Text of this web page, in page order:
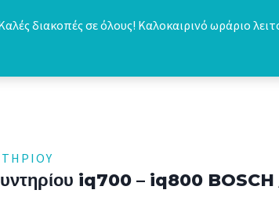
διακοπές σε όλους! Καλοκαιρινό ωράριο
iq700 – iq800